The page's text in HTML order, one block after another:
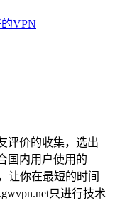
VPN
评价的收集，选出
国内用户使用的
让你在最短的时间
只进行技术